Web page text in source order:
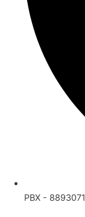
PBX - 8893071